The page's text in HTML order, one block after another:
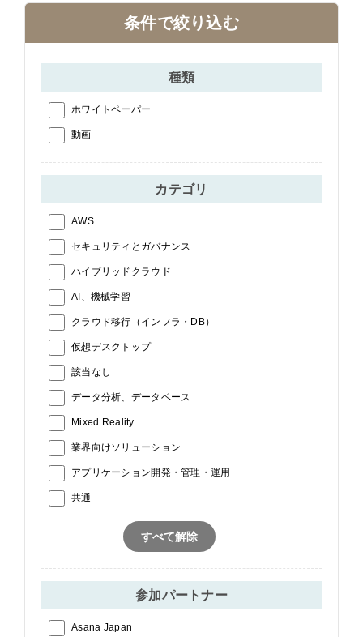
条件で絞り込む
種類
ホワイトペーパー
動画
カテゴリ
AWS
セキュリティとガバナンス
ハイブリッドクラウド
AI、機械学習
クラウド移行（インフラ・DB）
仮想デスクトップ
該当なし
データ分析、データベース
Mixed Reality
業界向けソリューション
アプリケーション開発・管理・運用
共通
すべて解除
参加パートナー
Asana Japan